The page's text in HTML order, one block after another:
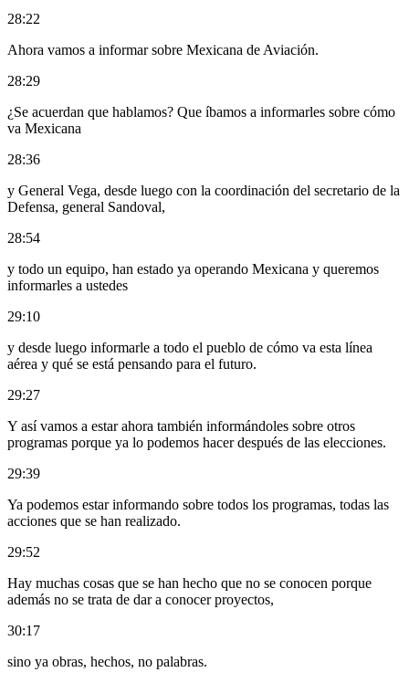
28:22
Ahora vamos a informar sobre Mexicana de Aviación.
28:29
¿Se acuerdan que hablamos? Que íbamos a informarles sobre cómo
va Mexicana
28:36
y General Vega, desde luego con la coordinación del secretario de la
Defensa, general Sandoval,
28:54
y todo un equipo, han estado ya operando Mexicana y queremos
informarles a ustedes
29:10
y desde luego informarle a todo el pueblo de cómo va esta línea
aérea y qué se está pensando para el futuro.
29:27
Y así vamos a estar ahora también informándoles sobre otros
programas porque ya lo podemos hacer después de las elecciones.
29:39
Ya podemos estar informando sobre todos los programas, todas las
acciones que se han realizado.
29:52
Hay muchas cosas que se han hecho que no se conocen porque
además no se trata de dar a conocer proyectos,
30:17
sino ya obras, hechos, no palabras.